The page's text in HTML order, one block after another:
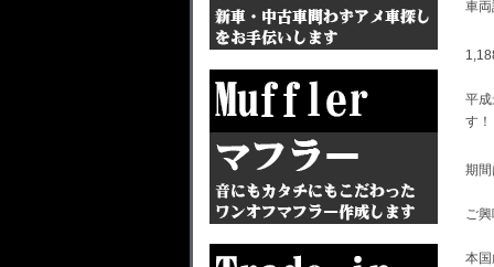
車
平
す！
期
ご
本